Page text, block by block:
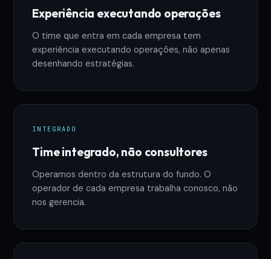
Experiência executando operações
O time que entra em cada empresa tem
experiência executando operações, não apenas
desenhando estratégias.
INTEGRADO
Time integrado, não consultores
Operamos dentro da estrutura do fundo. O
operador de cada empresa trabalha conosco, não
nos gerencia.